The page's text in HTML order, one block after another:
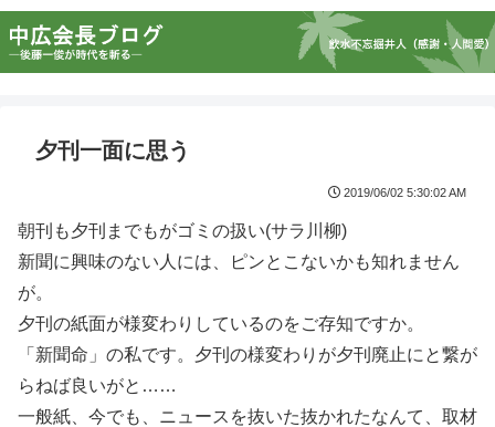
夕刊一面に思う
2019/06/02 5:30:02 AM
朝刊も夕刊までもがゴミの扱い(サラ川柳)
新聞に興味のない人には、ピンとこないかも知れません
が。
夕刊の紙面が様変わりしているのをご存知ですか。
「新聞命」の私です。夕刊の様変わりが夕刊廃止にと繋が
らねば良いがと……
一般紙、今でも、ニュースを抜いた抜かれたなんて、取材